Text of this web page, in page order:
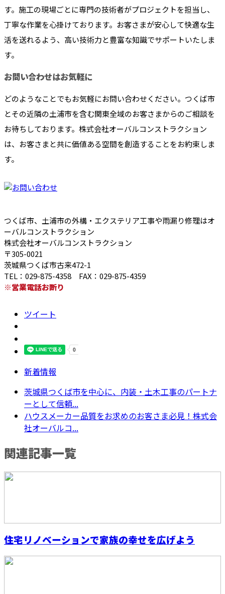
す。施工の現場ごとに専門の技術者がプロジェクトを担当し、
丁寧な作業を心掛けております。お客さまが安心して快適な生
活を送れるよう、高い技術力と豊富な知識でサポートいたしま
す。
お問い合わせはお気軽に
どのようなことでもお気軽にお問い合わせください。つくば市
とその近隣の土浦市を含む関東全域のお客さまからのご相談を
お待ちしております。株式会社オーバルコンストラクション
は、お客さまと共に価値ある空間を創造することをお約束しま
す。
つくば市、土浦市の外構・エクステリア工事や雨漏り修理はオ
ーバルコンストラクション
株式会社オーバルコンストラクション
〒305-0021
茨城県つくば市古来472-1
TEL：029-875-4358 FAX：029-875-4359
※営業電話お断り
ツイート
新着情報
茨城県つくば市を中心に、内装・土木工事のパートナ
ーとして信頼...
ハウスメーカー品質をお求めのお客さま必見！株式会
社オーバルコ...
関連記事一覧
住宅リノベーションで家族の幸せを広げよう